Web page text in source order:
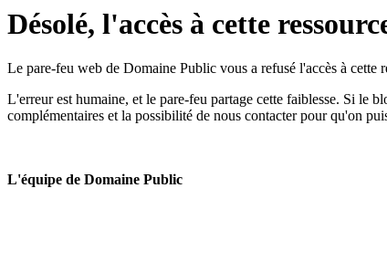
Désolé, l'accès à cette
Le pare-feu web de Domaine Public vous a refusé l'accès à cette
L'erreur est humaine, et le pare-feu partage cette faiblesse. Si le
complémentaires et la possibilité de nous contacter pour qu'on
L'équipe de Domaine Public